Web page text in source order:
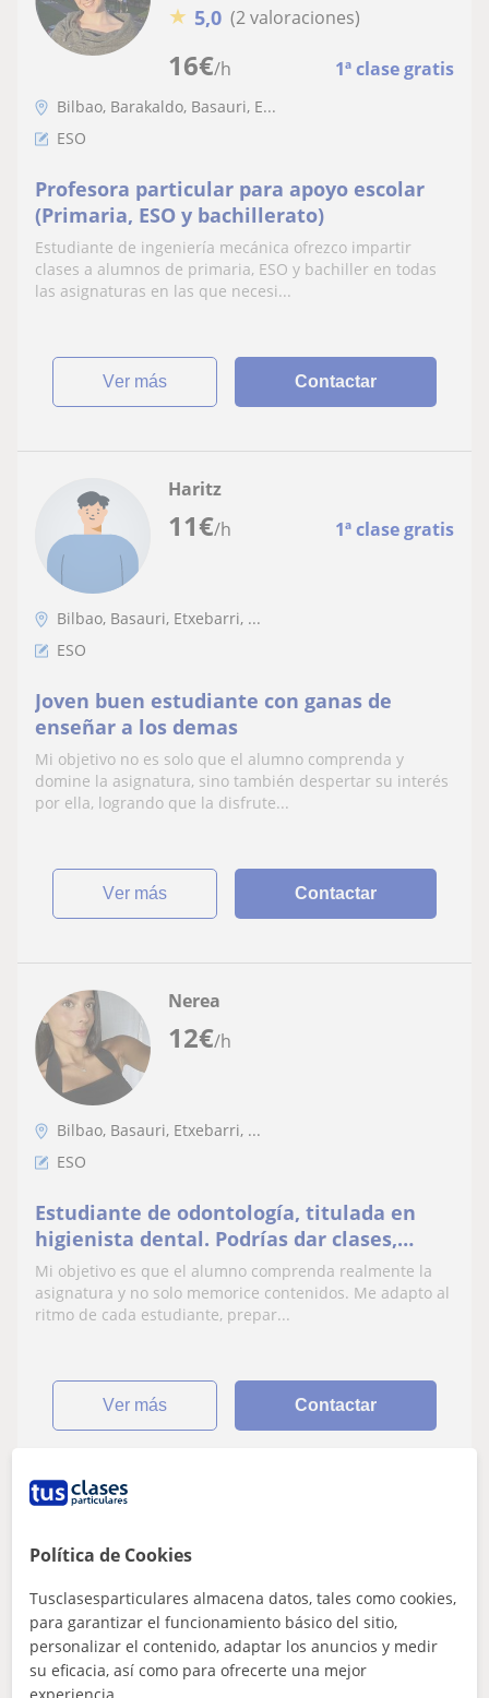
16€/h 1ª clase gratis
★ 5,0 (2 valoraciones)
Bilbao, Barakaldo, Basauri, E...
ESO
Profesora particular para apoyo escolar
(Primaria, ESO y bachillerato)
Estudiante de ingeniería mecánica ofrezco impartir
clases a alumnos de primaria, ESO y bachiller en todas
las asignaturas en las que necesi...
ver más Contactar
11€/h 1ª clase gratis
Haritz
Bilbao, Basauri, Etxebarri, ...
ESO
Joven buen estudiante con ganas de
enseñar a los demas
Mi objetivo no es solo que el alumno comprenda y
domine la asignatura, sino también despertar su interés
por ella, logrando que la disfrute...
ver más Contactar
12€/h
Nerea
Bilbao, Basauri, Etxebarri, ...
ESO
Estudiante de odontología, titulada en
higienista dental. Podrías dar clases,
tanto a primaria, como la ESO o
bachillerato
Mi objetivo es que el alumno comprenda realmente la
asignatura y no solo memorice contenidos. Me adapto al
ritmo de cada estudiante, prepar...
ver más Contactar
15€/h
Bilbao, Barakaldo, Basauri, E...
Política de Cookies
Tusclasesparticulares almacena datos, tales como cookies,
para garantizar el funcionamiento básico del sitio,
personalizar el contenido, adaptar los anuncios y medir
su eficacia, así como para ofrecerte una mejor
experiencia.